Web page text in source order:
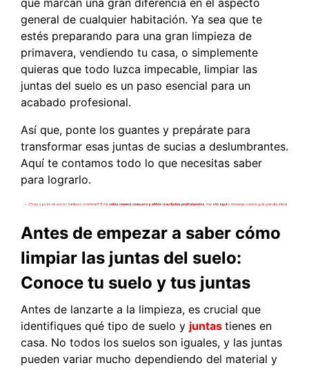
que marcan una gran diferencia en el aspecto
general de cualquier habitación. Ya sea que te
estés preparando para una gran limpieza de
primavera, vendiendo tu casa, o simplemente
quieras que todo luzca impecable, limpiar las
juntas del suelo es un paso esencial para un
acabado profesional.
Así que, ponte los guantes y prepárate para
transformar esas juntas de sucias a deslumbrantes.
Aquí te contamos todo lo que necesitas saber
para lograrlo.
Antes de empezar a saber cómo
limpiar las juntas del suelo:
Conoce tu suelo y tus juntas
Antes de lanzarte a la limpieza, es crucial que
identifiques qué tipo de suelo y juntas tienes en
casa. No todos los suelos son iguales, y las juntas
pueden variar mucho dependiendo del material y